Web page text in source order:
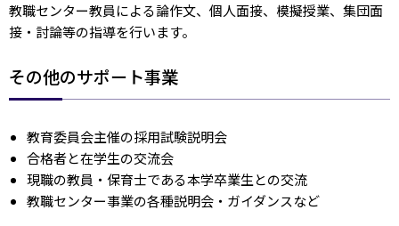
教職センター教員による論作文、個人面接、模擬授業、集団面
接・討論等の指導を行います。
その他のサポート事業
教育委員会主催の採用試験説明会
合格者と在学生の交流会
現職の教員・保育士である本学卒業生との交流
教職センター事業の各種説明会・ガイダンスなど